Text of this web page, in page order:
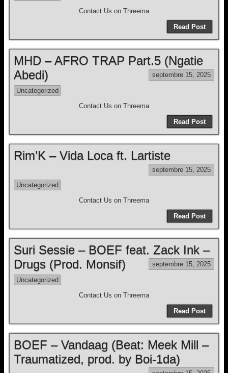
Contact Us on Threema
Read Post
MHD – AFRO TRAP Part.5 (Ngatie
Abedi)
septembre 15, 2025
Uncategorized
Contact Us on Threema
Read Post
Rim’K – Vida Loca ft. Lartiste
septembre 15, 2025
Uncategorized
Contact Us on Threema
Read Post
Suri Sessie – BOEF feat. Zack Ink –
Drugs (Prod. Monsif)
septembre 15, 2025
Uncategorized
Contact Us on Threema
Read Post
BOEF – Vandaag (Beat: Meek Mill –
Traumatized, prod. by Boi-1da)